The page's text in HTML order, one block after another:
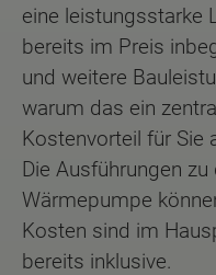
eine leistungsstarke
bereits im Preis
und weitere
warum das ein
Kostenvorteil für Sie
Die Ausführungen
Wärmepumpe
Kosten sind im
bereits inklusive.